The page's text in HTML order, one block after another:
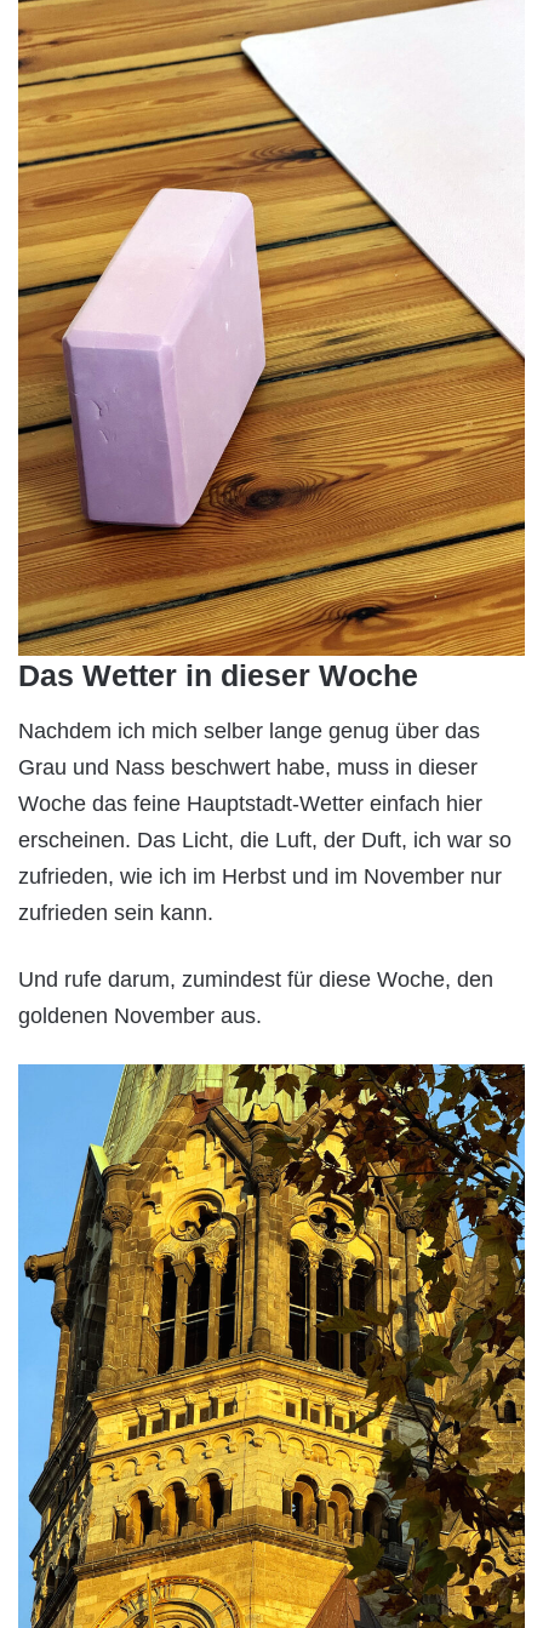
Das Wetter in dieser Woche
Nachdem ich mich selber lange genug über das
Grau und Nass beschwert habe, muss in dieser
Woche das feine Hauptstadt-Wetter einfach hier
erscheinen. Das Licht, die Luft, der Duft, ich war so
zufrieden, wie ich im Herbst und im November nur
zufrieden sein kann.
Und rufe darum, zumindest für diese Woche, den
goldenen November aus.